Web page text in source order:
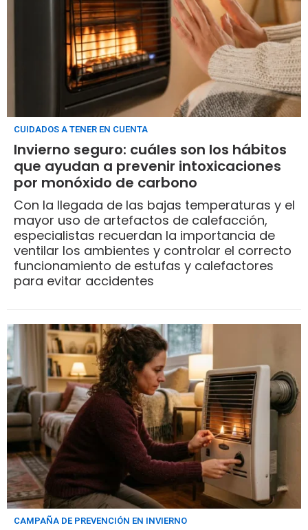
CUIDADOS A TENER EN CUENTA
Invierno seguro: cuáles son los hábitos
que ayudan a prevenir intoxicaciones
por monóxido de carbono
Con la llegada de las bajas temperaturas y el
mayor uso de artefactos de calefacción,
especialistas recuerdan la importancia de
ventilar los ambientes y controlar el correcto
funcionamiento de estufas y calefactores
para evitar accidentes
CAMPAÑA DE PREVENCIÓN EN INVIERNO